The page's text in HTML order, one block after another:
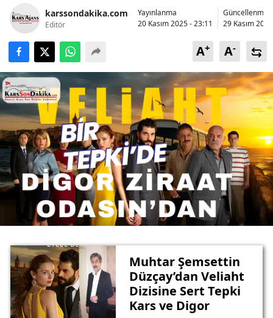
Burdur
Bursa
Çanakkale
Çankırı
Çorum
Denizli
Diyarbakır
Elazığ
Erzincan
Erzurum
karssondakika.com
Editör
Yayınlanma
20 Kasım 2025 - 23:11
Güncellenme
29 Kasım
A+ A-
Muhtar Şemsettin
Düzçay’dan Veliaht
Dizisine Sert Tepki
Kars ve Digor